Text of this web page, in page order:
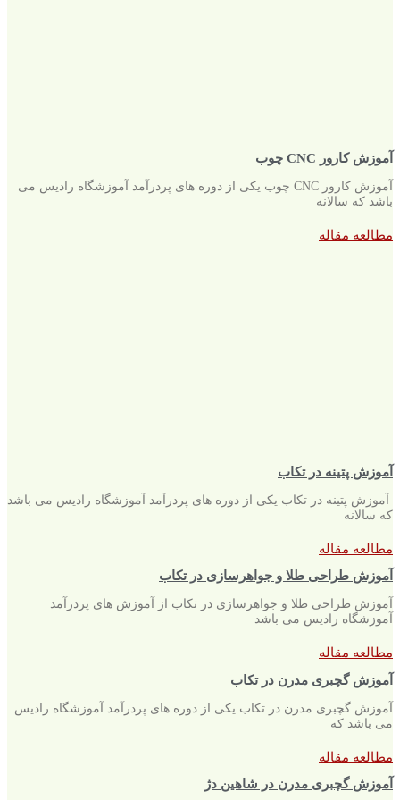
آموزش کارور CNC چوب
آموزش کارور CNC چوب یکی از دوره های پردرآمد آموزشگاه رادیس می
باشد که سالانه
مطالعه مقاله
آموزش پتینه در تکاب
آموزش پتینه در تکاب یکی از دوره های پردرآمد آموزشگاه رادیس می باشد
که سالانه
مطالعه مقاله
آموزش طراحی طلا و جواهرسازی در تکاب
آموزش طراحی طلا و جواهرسازی در تکاب از آموزش های پردرآمد
آموزشگاه رادیس می باشد
مطالعه مقاله
آموزش گچبری مدرن در تکاب
آموزش گچبری مدرن در تکاب یکی از دوره های پردرآمد آموزشگاه رادیس
می باشد که
مطالعه مقاله
آموزش گچبری مدرن در شاهین دژ